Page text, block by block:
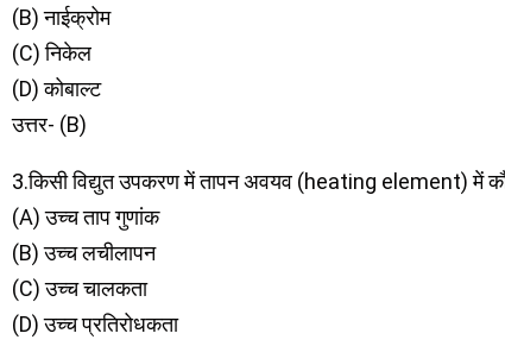
(B) नाईक्रोम
(C) निकेल
(D) कोबाल्ट
उत्तर- (B)
3.किसी विद्युत उपकरण में तापन अवयव (heating element) में कौन
(A) उच्च ताप गुणांक
(B) उच्च लचीलापन
(C) उच्च चालकता
(D) उच्च प्रतिरोधकता